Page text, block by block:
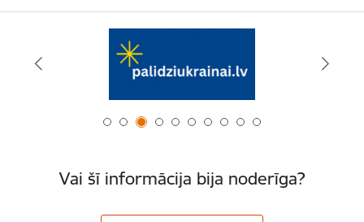
Vai šī informācija bija noderīga?